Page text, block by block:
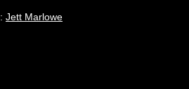
Jett Marlowe